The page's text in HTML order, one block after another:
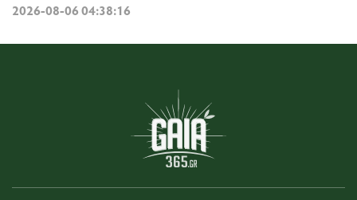
2026-08-06 04:38:16